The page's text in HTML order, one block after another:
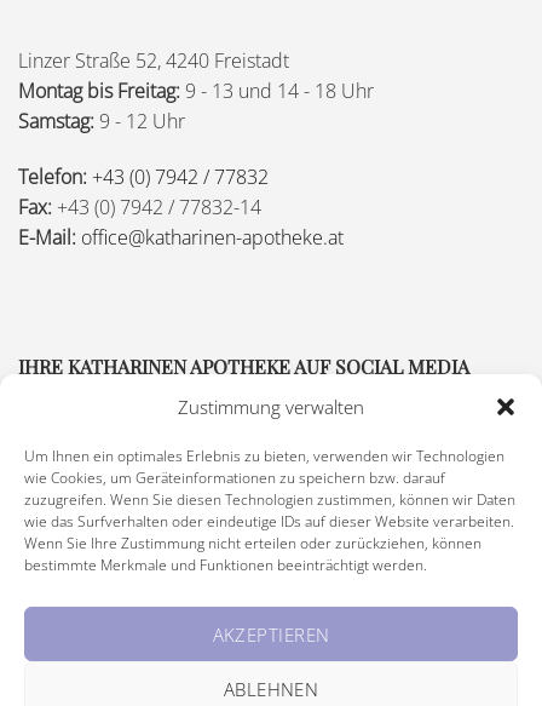
Zustimmung verwalten
Um Ihnen ein optimales Erlebnis zu bieten, verwenden wir Technologien
wie Cookies, um Geräteinformationen zu speichern bzw. darauf
zuzugreifen. Wenn Sie diesen Technologien zustimmen, können wir Daten
wie das Surfverhalten oder eindeutige IDs auf dieser Website verarbeiten.
Wenn Sie Ihre Zustimmung nicht erteilen oder zurückziehen, können
bestimmte Merkmale und Funktionen beeinträchtigt werden.
AKZEPTIEREN
ABLEHNEN
Linzer Straße 52, 4240 Freistadt
Montag bis Freitag: 9 - 13 und 14 - 18 Uhr
Samstag: 9 - 12 Uhr
Telefon: +43 (0) 7942 / 77832
Fax: +43 (0) 7942 / 77832-14
E-Mail: office@katharinen-apotheke.at
IHRE KATHARINEN APOTHEKE AUF SOCIAL MEDIA